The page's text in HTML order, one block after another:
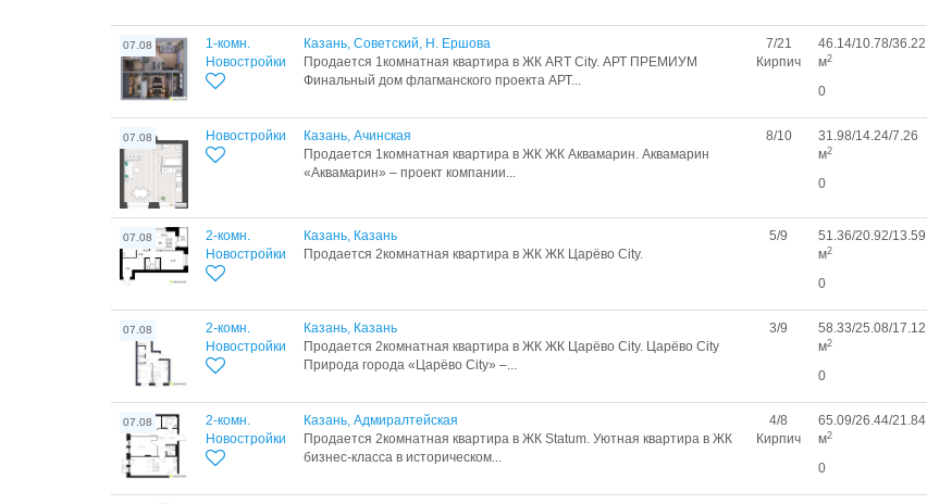
07.08
1-комн.
Новостройки
Казань, Советский, Н. Ершова
Продается 1комнатная квартира в ЖК ART City. АРТ ПРЕМИУМ
Финальный дом флагманского проекта АРТ...
7/21
Кирпич
46.14/10.78/36.22
м2
0
07.08 Новостройки
Казань, Ачинская
Продается 1комнатная квартира в ЖК ЖК Аквамарин. Аквамарин
«Аквамарин» – проект компании...
8/10
31.98/14.24/7.26
м2
0
07.08
2-комн.
Новостройки
Казань, Казань
Продается 2комнатная квартира в ЖК ЖК Царёво City.
5/9
51.36/20.92/13.59
м2
0
07.08
2-комн.
Новостройки
Казань, Казань
Продается 2комнатная квартира в ЖК ЖК Царёво City. Царёво City
Природа города «Царёво City» –...
3/9
58.33/25.08/17.12
м2
0
07.08
2-комн.
Новостройки
Казань, Адмиралтейская
Продается 2комнатная квартира в ЖК Statum. Уютная квартира в ЖК
бизнес-класса в историческом...
4/8
Кирпич
65.09/26.44/21.84
м2
0